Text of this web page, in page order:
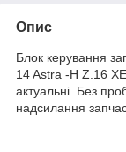
Опис
Блок керування
14 Astra -H Z.16
актуальні. Без
надсилання